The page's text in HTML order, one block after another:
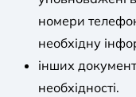
номери
необхідну
інших
необхідності.